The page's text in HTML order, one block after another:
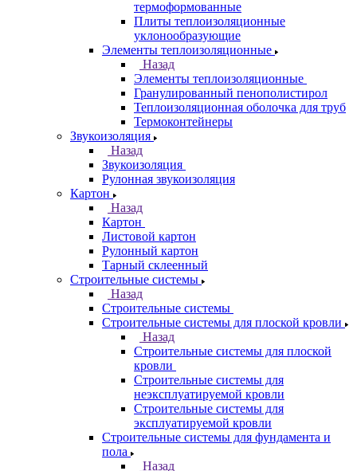
термоформованные
Плиты теплоизоляционные
уклонообразующие
Элементы теплоизоляционные
Назад
Элементы теплоизоляционные
Гранулированный пенополистирол
Теплоизоляционная оболочка для труб
Термоконтейнеры
Звукоизоляция
Назад
Звукоизоляция
Рулонная звукоизоляция
Картон
Назад
Картон
Листовой картон
Рулонный картон
Тарный склеенный
Строительные системы
Назад
Строительные системы
Строительные системы для плоской кровли
Назад
Строительные системы для плоской
кровли
Строительные системы для
неэксплуатируемой кровли
Строительные системы для
эксплуатируемой кровли
Строительные системы для фундамента и
пола
Назад